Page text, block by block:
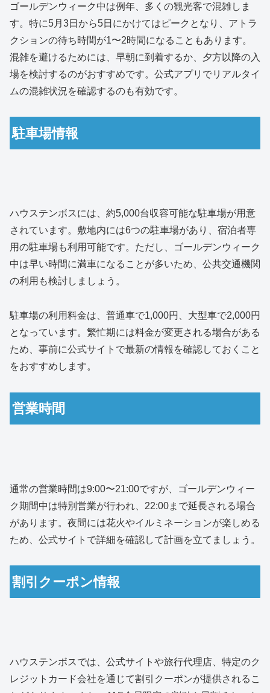
ゴールデンウィーク中は例年、多くの観光客で混雑しま
す。特に5月3日から5日にかけてはピークとなり、アトラ
クションの待ち時間が1〜2時間になることもあります。
混雑を避けるためには、早朝に到着するか、夕方以降の入
場を検討するのがおすすめです。公式アプリでリアルタイ
ムの混雑状況を確認するのも有効です。
駐車場情報
ハウステンボスには、約5,000台収容可能な駐車場が用意
されています。敷地内には6つの駐車場があり、宿泊者専
用の駐車場も利用可能です。ただし、ゴールデンウィーク
中は早い時間に満車になることが多いため、公共交通機関
の利用も検討しましょう。
駐車場の利用料金は、普通車で1,000円、大型車で2,000円
となっています。繁忙期には料金が変更される場合がある
ため、事前に公式サイトで最新の情報を確認しておくこと
をおすすめします。
営業時間
通常の営業時間は9:00〜21:00ですが、ゴールデンウィー
ク期間中は特別営業が行われ、22:00まで延長される場合
があります。夜間には花火やイルミネーションが楽しめる
ため、公式サイトで詳細を確認して計画を立てましょう。
割引クーポン情報
ハウステンボスでは、公式サイトや旅行代理店、特定のク
レジットカード会社を通じて割引クーポンが提供されるこ